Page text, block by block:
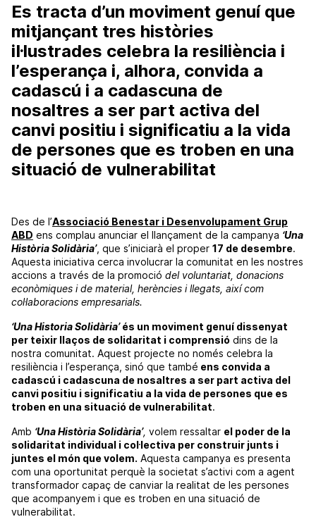
Es tracta d’un moviment genuí que
mitjançant tres històries
il·lustrades celebra la resiliència i
l’esperança i, alhora, convida a
cadascú i a cadascuna de
nosaltres a ser part activa del
canvi positiu i significatiu a la vida
de persones que es troben en una
situació de vulnerabilitat
Des de l’Associació Benestar i Desenvolupament Grup
ABD ens complau anunciar el llançament de la campanya ‘Una
Història Solidària’, que s’iniciarà el proper 17 de desembre.
Aquesta iniciativa cerca involucrar la comunitat en les nostres
accions a través de la promoció del voluntariat, donacions
econòmiques i de material, herències i llegats, així com
col·laboracions empresarials.
‘Una Historia Solidària’és un moviment genuí dissenyat
per teixir llaços de solidaritat i comprensió dins de la
nostra comunitat. Aquest projecte no només celebra la
resiliència i l’esperança, sinó que també ens convida a
cadascú i cadascuna de nosaltres a ser part activa del
canvi positiu i significatiu a la vida de persones que es
troben en una situació de vulnerabilitat.
Amb ‘Una Història Solidària’, volem ressaltar el poder de la
solidaritat individual i col·lectiva per construir junts i
juntes el món que volem. Aquesta campanya es presenta
com una oportunitat perquè la societat s’activi com a agent
transformador capaç de canviar la realitat de les persones
que acompanyem i que es troben en una situació de
vulnerabilitat.